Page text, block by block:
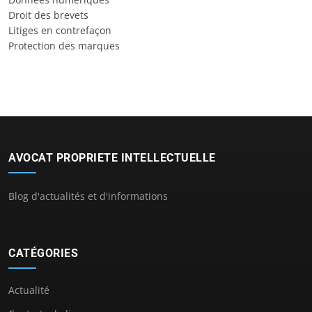
Droit des brevets
Litiges en contrefaçon
Protection des marques
AVOCAT PROPRIETE INTELLECTUELLE
Blog d'actualités et d'informations
CATÉGORIES
Actualité